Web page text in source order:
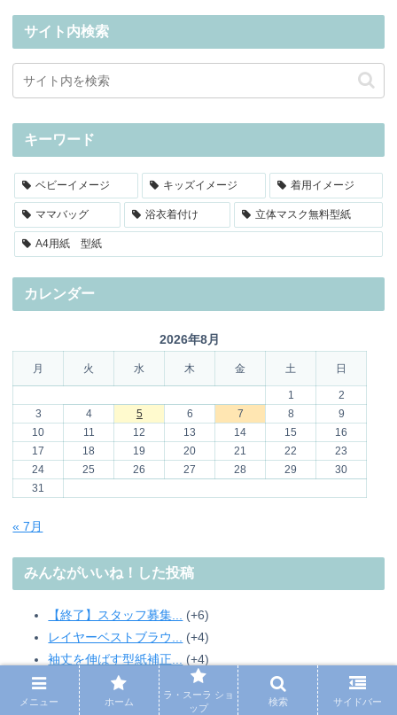
サイト内検索
キーワード
ベビーイメージ キッズイメージ 着用イメージ
ママバッグ 浴衣着付け 立体マスク無料型紙
A4用紙 型紙
カレンダー
2026年8月
月 火 水 木 金 土 日
1
2
3
4 5 6 7 8
9
10
11 12 13 14 15
16
17
18 19 20 21 22
23
24
25 26 27 28 29
30
31
« 7月
みんながいいね！した投稿
【終了】スタッフ募集...
+6
レイヤーベストブラウ...
+4
袖丈を伸ばす型紙補正...
+4
【裏地のつけ方】ぽわ...
+4
【男の子の袴に！】簡...
+4
メニュー ホーム
ラ・スーラ ショ
ップ
検索 サイドバー